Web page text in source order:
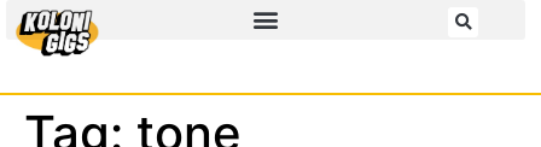
Tag: tone